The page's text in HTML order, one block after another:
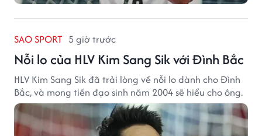
SAO SPORT 5 giờ trước
Nỗi lo của HLV Kim Sang Sik với Đình Bắc
HLV Kim Sang Sik đã trải lòng về nỗi lo dành cho Đình
Bắc, và mong tiền đạo sinh năm 2004 sẽ hiểu cho ông.